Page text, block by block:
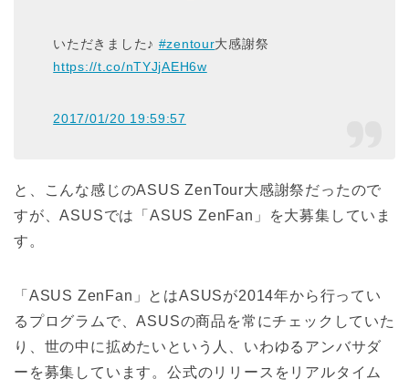
いただきました♪ #zentour大感謝祭
https://t.co/nTYJjAEH6w
2017/01/20 19:59:57
と、こんな感じのASUS ZenTour大感謝祭だったので
すが、ASUSでは「ASUS ZenFan」を大募集していま
す。
「ASUS ZenFan」とはASUSが2014年から行ってい
るプログラムで、ASUSの商品を常にチェックしていた
り、世の中に拡めたいという人、いわゆるアンバサダ
ーを募集しています。公式のリリースをリアルタイム